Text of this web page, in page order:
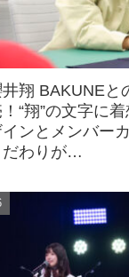
翔 BAKUNEと
“翔”の文字に
ンとメンバー
だわりが…